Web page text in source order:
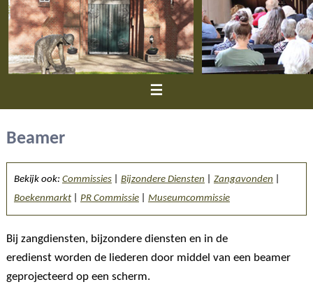
≡
Beamer
Bekijk ook: Commissies| Bijzondere Diensten Zangavonden
Boekenmarkt
PR Commissie Museumcommissie
Bij zangdiensten, bijzondere diensten en in de
eredienst worden de liederen door middel van een beamer
geprojecteerd op een scherm.